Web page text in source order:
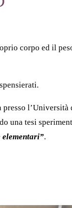
corpo ed il
una tesi
elementari”.